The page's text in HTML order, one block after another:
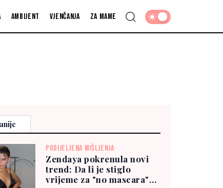
Ambijent Vjenčanja Za mame
PODIJELJENA MIŠLJENJA
Zendaya pokrenula novi
trend: Da li je stiglo
vrijeme za "no mascara"